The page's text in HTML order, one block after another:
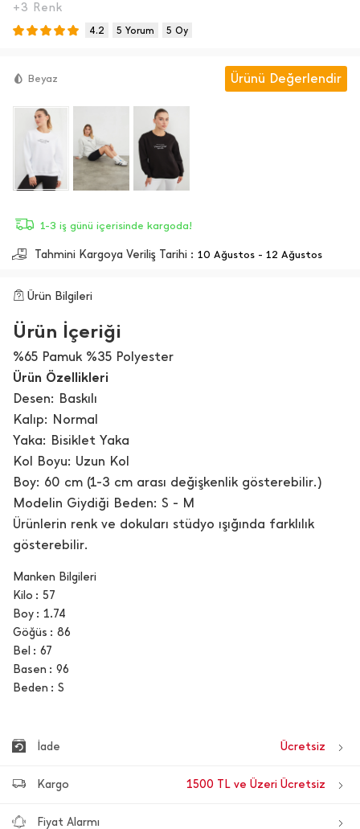
+3 Renk
4.2 5 Yorum 5 Oy
Beyaz Ürünü Değerlendir
1-3 iş günü içerisinde kargoda!
Tahmini Kargoya Veriliş Tarihi : 10 Ağustos - 12 Ağustos
Ürün Bilgileri
Ürün İçeriği
%65 Pamuk %35 Polyester
Ürün Özellikleri
Desen: Baskılı
Kalıp: Normal
Yaka: Bisiklet Yaka
Kol Boyu: Uzun Kol
Boy: 60 cm (1-3 cm arası değişkenlik gösterebilir.)
Modelin Giydiği Beden: S - M
Ürünlerin renk ve dokuları stüdyo ışığında farklılık
gösterebilir.
Manken Bilgileri
Kilo
57
Boy
1.74
Göğüs
86
Bel
67
Basen
96
Beden
S
İade Ücretsiz
Kargo 1500 TL ve Üzeri Ücretsiz
Fiyat Alarmı